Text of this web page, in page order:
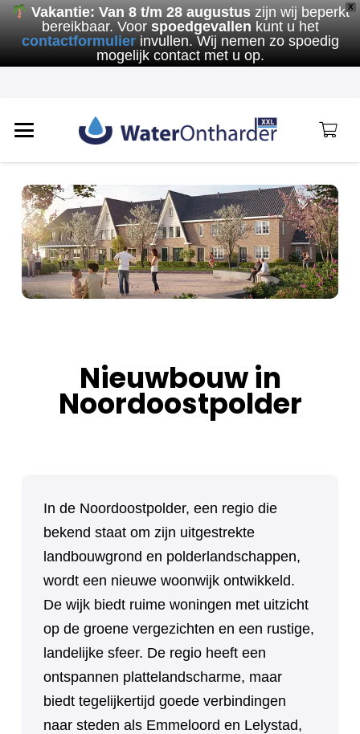
X
Vakantie: Van 8 t/m 28 augustuszijn wij beperkt
bereikbaar. Voor spoedgevallen kunt u het
contactformulierinvullen. Wij nemen zo spoedig
mogelijk contact met u op.
Nieuwbouw in
Noordoostpolder
In de Noordoostpolder, een regio die
bekend staat om zijn uitgestrekte
landbouwgrond en polderlandschappen,
wordt een nieuwe woonwijk ontwikkeld.
De wijk biedt ruime woningen met uitzicht
op de groene vergezichten en een rustige,
landelijke sfeer. De regio heeft een
ontspannen plattelandscharme, maar
biedt tegelijkertijd goede verbindingen
naar steden als Emmeloord en Lelystad,